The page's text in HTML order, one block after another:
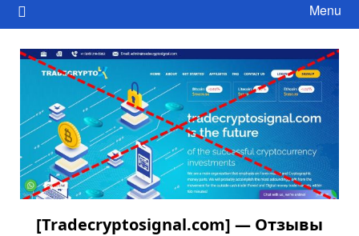
Menu
[Tradecryptosignal.com] — Отзывы